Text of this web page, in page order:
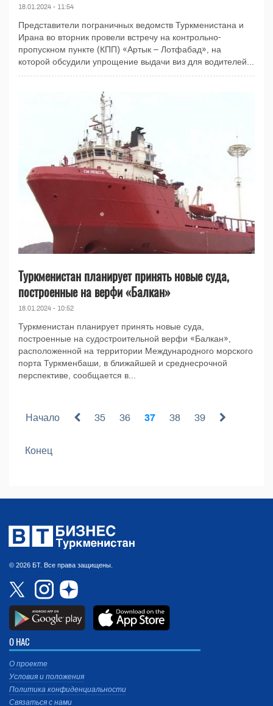
18.01.2024 - 11:54
Представители пограничных ведомств Туркменистана и
Ирана во вторник провели встречу на контрольно-
пропускном пункте (КПП) «Артык – Лотфабад», на
которой обсудили упрощение выдачи виз для водителей...
Туркменистан планирует принять новые суда,
построенные на верфи «Балкан»
18.01.2024 - 10:52
Туркменистан планирует принять новые суда,
построенные на судостроительной верфи «Балкан»,
расположенной на территории Международного морского
порта Туркменбаши, в ближайшей и среднесрочной
перспективе, сообщается в...
Начало 35 36 37 38 39
Конец
© 2026 БТ. Все права защищены.
О НАС
О проекте
Условия и положения
Политика конфиденциальности
Связаться с нами